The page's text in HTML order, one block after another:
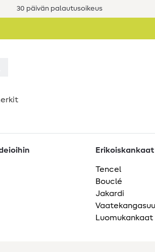
30 päivän palautusoikeus
Erikoiskankaat
Tencel
Bouclé
Jakardi
Luomukankaat